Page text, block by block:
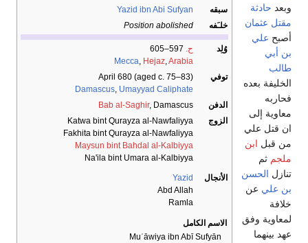
سبقه
Yazid ibn Abi Sufyan
خلـَفه
Position abolished
وُلِد ح.
Mecca, Hejaz,Arabia
توفي
April 680 (aged c. 75–83)
Damascus, Umayyad Caliphate
الدفن
Bab al-Saghir, Damascus
الزوج
Katwa bint Qurayza al-Nawfaliyya
Fakhita bint Qurayza al-Nawfaliyya
Maysun bint Bahdal al-Kalbiyya
Na'ila bint Umara al-Kalbiyya
الأنجال
Yazid
Abd Allah
Ramla
الاسم الكامل
Muʿāwiya ibn Abī Sufyān
وبعد حادثة
مقتل عثمان
أصبح علي
بن أبي
طالب
الخليفة بعده
فحاربه
معاوية إلى
ان قتل علي
من قبل ابن
ملجم ثم
تنازل الحسن
بن علي عن
خلافة
لمعاوية وفق
عهد بينهما